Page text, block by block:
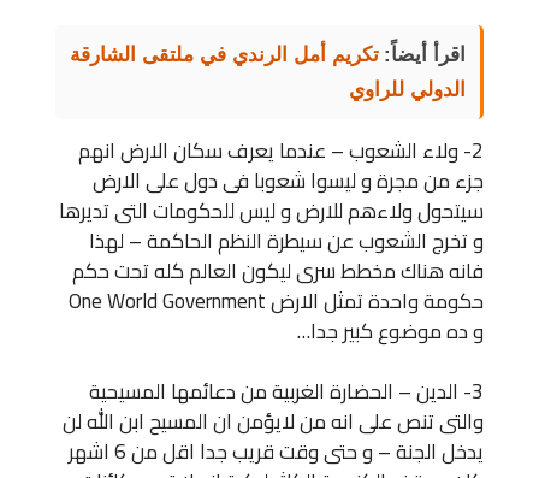
اقرأ أيضاً: تكريم أمل الرندي في ملتقى الشارقة
الدولي للراوي
2- ولاء الشعوب – عندما يعرف سكان الارض انهم
جزء من مجرة و ليسوا شعوبا فى دول على الارض
سيتحول ولاءهم للارض و ليس للحكومات التى تديرها
و تخرج الشعوب عن سيطرة النظم الحاكمة – لهذا
فانه هناك مخطط سرى ليكون العالم كله تحت حكم
حكومة واحدة تمثل الارض One World Government
و ده موضوع كبير جدا…
3- الدين – الحضارة الغربية من دعائمها المسيحية
والتى تنص على انه من لايؤمن ان المسيح ابن الله لن
يدخل الجنة – و حتى وقت قريب جدا اقل من 6 اشهر